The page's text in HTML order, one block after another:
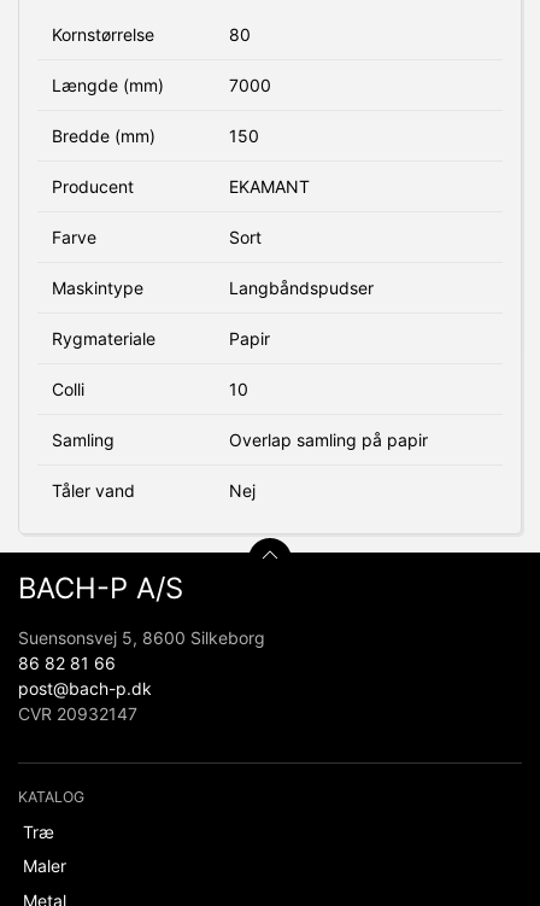
Kornstørrelse 80
Længde (mm) 7000
Bredde (mm) 150
Producent EKAMANT
Farve Sort
Maskintype Langbåndspudser
Rygmateriale Papir
Colli 10
Samling Overlap samling på papir
Tåler vand Nej
BACH-P A/S
Suensonsvej 5, 8600 Silkeborg
86 82 81 66
post@bach-p.dk
CVR 20932147
KATALOG
Træ
Maler
Metal